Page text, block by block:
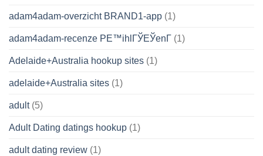
adam4adam-overzicht BRAND1-app (1)
adam4adam-recenze PЕ™ihlГЎЕЎenГ­ (1)
Adelaide+Australia hookup sites (1)
adelaide+Australia sites (1)
adult(5)
Adult Dating datings hookup (1)
adult dating review (1)